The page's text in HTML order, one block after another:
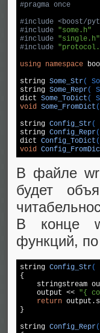
#pragma once
#include <boost/
#include "some.h"
#include "single.h"
#include
using namespace
string Some_Str(
string Some_Repr(
dict Some_ToDict (
void Some_FromDict
string Config_Str(
string Config_Repr
dict Config_ToDict
void
В файле
будет
В конце
функций,
string Config_Str(
{
stringstream
    output <<
"{
return
}
string Config_Repr